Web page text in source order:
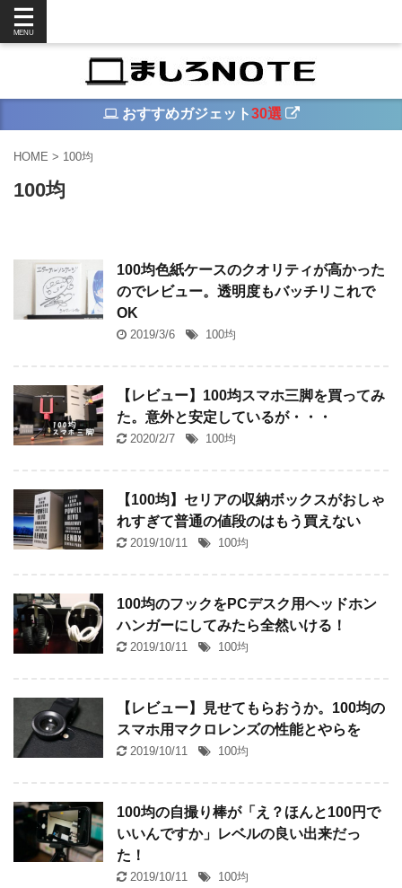
おすすめガジェット30選
HOME > 100均
100均
100均色紙ケースのクオリティが高かった
のでレビュー。透明度もバッチリこれで
OK
2019/3/6 100均
【レビュー】100均スマホ三脚を買ってみ
た。意外と安定しているが・・・
2020/2/7 100均
【100均】セリアの収納ボックスがおしゃ
れすぎて普通の値段のはもう買えない
2019/10/11 100均
100均のフックをPCデスク用ヘッドホン
ハンガーにしてみたら全然いける！
2019/10/11 100均
【レビュー】見せてもらおうか。100均の
スマホ用マクロレンズの性能とやらを
2019/10/11 100均
100均の自撮り棒が「え？ほんと100円で
いいんですか」レベルの良い出来だっ
た！
2019/10/11 100均